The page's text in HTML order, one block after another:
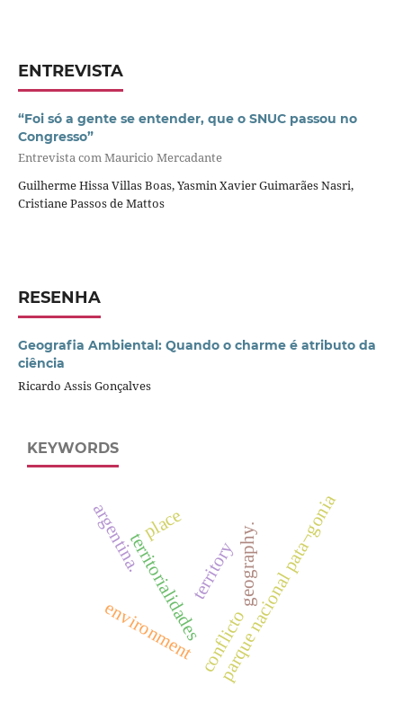
ENTREVISTA
“Foi só a gente se entender, que o SNUC passou no
Congresso”
Entrevista com Mauricio Mercadante
Guilherme Hissa Villas Boas, Yasmin Xavier Guimarães Nasri,
Cristiane Passos de Mattos
RESENHA
Geografia Ambiental: Quando o charme é atributo da
ciência
Ricardo Assis Gonçalves
KEYWORDS
territorialidadesconflicto
parque nacional pata¬gonia
argentina.
environment
territory
place geography.